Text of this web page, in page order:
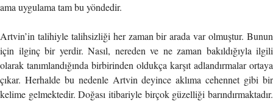
ama uygulama tam bu yöndedir.
Artvin’in talihiyle talihsizliği her zaman bir arada var olmuştur. Bunun
için ilginç bir yerdir. Nasıl, nereden ve ne zaman bakıldığıyla ilgili
olarak tanımlandığında birbirinden oldukça karşıt adlandırmalar ortaya
çıkar. Herhalde bu nedenle Artvin deyince aklıma cehennet gibi bir
kelime gelmektedir. Doğası itibariyle birçok güzelliği barındırmaktadır.